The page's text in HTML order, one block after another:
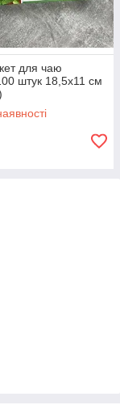
для чаю
штук 18,5х11 см